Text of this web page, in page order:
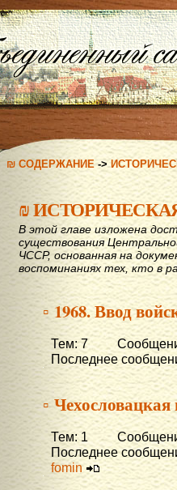
₪ СОДЕРЖАНИЕ->
₪
В этой главе изложена
существования
ЧССР, основанная на
воспоминаниях тех, кто в
▫ 1968. Ввод
Тем: 7
Последнее
▫
Тем: 1
Последнее
fomin